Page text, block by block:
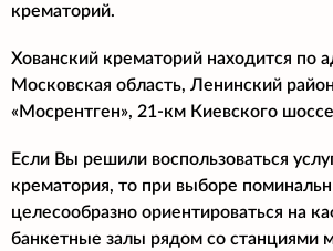
крематорий.
Хованский крематорий находится по
Московская область, Ленинский
«Мосрентген», 21-км Киевского
Если Вы решили воспользоваться
крематория, то при выборе
целесообразно ориентироваться на
банкетные залы рядом со станциями